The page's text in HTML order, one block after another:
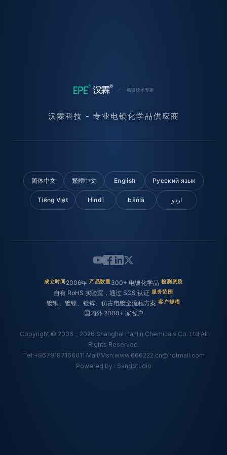
汉霖科技 - 专业电镀化学品供应商
简体中文 繁體中文 English Русский язык
Tiếng Việt Hindī bāṅlā
成立时间 2006年 产品数量300+ 电镀化学品 检测资质
自有 RoHS 实验室，通过 SGS 认证 服务范围
镀铜、镀镍、镀锌、仿古电镀全流程方案 客户规模
国内外 2000+ 家客户
Copyright © 2006 - 2026 Shanghai Hanlin Chemicals Co. Ltd All
Rights Reserved.
Tel:+8679187166011 Mail/Msn:www.666222.cn@hotmail.com
Powered by : SandStudio